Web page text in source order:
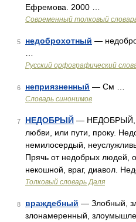
Ефремова. 2000 …
Современный толковый
5 недоброхотный —
Русский орфографический
6 неприязненный — См …
Словарь синонимов
7 НЕДОБРЫЙ — НЕДОБРЫЙ, в
любви, или пути, проку.
немилосердый,
Прячь от недобрых людей,
некошной, враг, диавол.
Толковый словарь Даля
8 враждебный — Злобный,
злонамеренный,